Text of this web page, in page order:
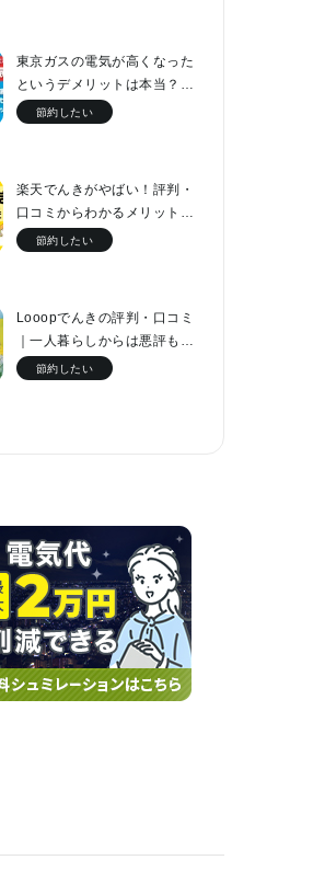
東京ガスの電気が高くなった
というデメリットは本当？最
新料金プランとセット割につ
節約したい
楽天でんきがやばい！評判・
口コミからわかるメリット・
デメリットと最新料金プラン
節約したい
Looopでんきの評判・口コミ
｜一人暮らしからは悪評もフ
ァミリーなら電気代が2万円安
節約したい